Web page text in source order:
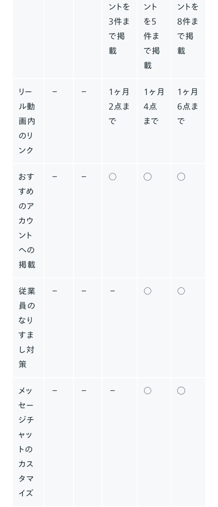
ントを
3件ま
で掲
載
ント
を5
件ま
で掲
載
ントを
8件ま
で掲
載
リー
ル動
画内
のリ
ンク
− −
1ヶ月
2点ま
で
1ヶ月
4点
まで
1ヶ月
6点ま
で
おす
すめ
のア
カウ
ント
への
掲載
− − ○ ◯ ◯
従業
員の
なり
すま
し対
策
− − − ○ ○
メッ
セー
ジチ
ャッ
トの
カス
タマ
イズ
− − − ○ ◯